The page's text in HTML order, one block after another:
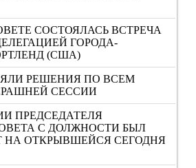
СОСТОЯЛАСЬ ВСТРЕЧА
ГОРОДА-
(США)
РЕШЕНИЯ ПО ВСЕМ
СЕССИИ
ПРЕДСЕДАТЕЛЯ
С ДОЛЖНОСТИ БЫЛ
НА ОТКРЫВШЕЙСЯ СЕГОДНЯ